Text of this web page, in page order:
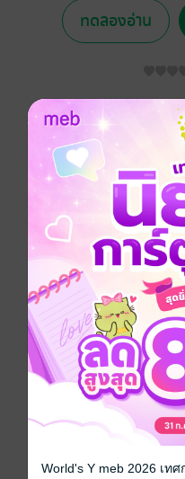
ทดลองอ่าน
อยากได้ ซื้อเป็นของ
เทียนหอม-ธันเดอร์ บุคค
ในโลก เรียกได้ว่าถ้าจะจ
ทำได้เพราะพวกเขาโด
2023 แล้วนะ พวกเขาเริ่
แบบนี้แล้ว เลยทำให้เกิด
หรือ “คู่หมั้นหลอก ๆ” หรื
ของพวกเขาและเลิกจับคู่
โรมานซ์ ตลก โร
วันที่วางขาย
World's Y meb 2026 เท